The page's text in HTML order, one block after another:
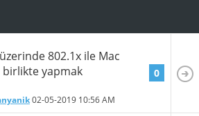
802.1x ile Mac
yapmak
02-05-2019 10:56 AM
0